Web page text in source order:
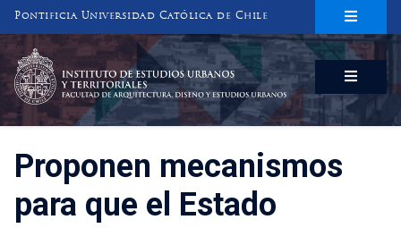
Pontificia Universidad Católica de Chile
INSTITUTO DE ESTUDIOS URBANOS
Y TERRITORIALES
FACULTAD DE ARQUITECTURA, DISEÑO Y ESTUDIOS URBANOS
Proponen mecanismos
para que el Estado